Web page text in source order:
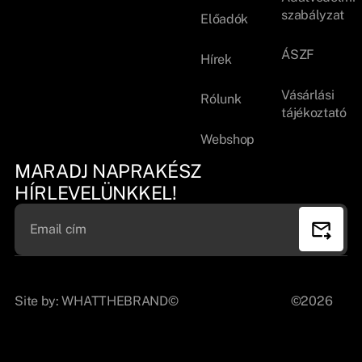
Előadók
Hírek
Rólunk
Webshop
szabályzat
ÁSZF
Vásárlási
tájékoztató
MARADJ NAPRAKÉSZ
HÍRLEVELÜNKKEL!
Site by:WHATTHEBRAND© ©2026